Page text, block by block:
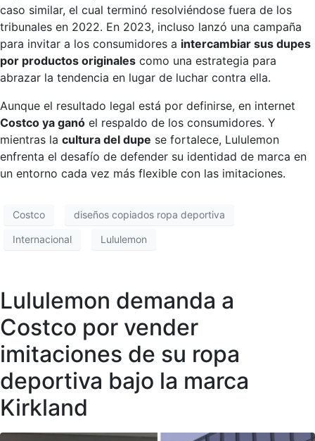
caso similar, el cual terminó resolviéndose fuera de los
tribunales en 2022. En 2023, incluso lanzó una campaña
para invitar a los consumidores a intercambiar sus dupes
por productos originales como una estrategia para
abrazar la tendencia en lugar de luchar contra ella.
Aunque el resultado legal está por definirse, en internet
Costco ya ganó el respaldo de los consumidores. Y
mientras la cultura del dupe se fortalece, Lululemon
enfrenta el desafío de defender su identidad de marca en
un entorno cada vez más flexible con las imitaciones.
Costco diseños copiados ropa deportiva
Internacional Lululemon
Lululemon demanda a
Costco por vender
imitaciones de su ropa
deportiva bajo la marca
Kirkland